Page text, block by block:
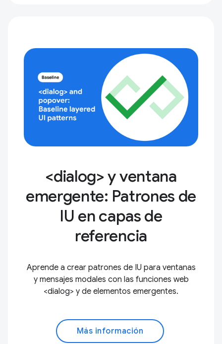
<dialog> y ventana
emergente: Patrones de
IU en capas de
referencia
Aprende a crear patrones de IU para ventanas
y mensajes modales con las funciones web
<dialog> y de elementos emergentes.
Más información